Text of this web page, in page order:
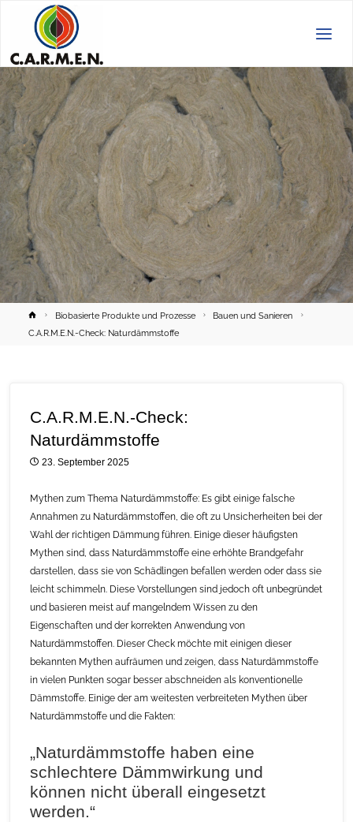
HomeBiobasierte Produkte und Prozesse
Bauen und Sanieren
C.A.R.M.E.N.-Check: Naturdämmstoffe
C.A.R.M.E.N.-Check:
Naturdämmstoffe
23. September 2025
Mythen zum Thema Naturdämmstoffe: Es gibt einige falsche
Annahmen zu Naturdämmstoffen, die oft zu Unsicherheiten bei der
Wahl der richtigen Dämmung führen. Einige dieser häufigsten
Mythen sind, dass Naturdämmstoffe eine erhöhte Brandgefahr
darstellen, dass sie von Schädlingen befallen werden oder dass sie
leicht schimmeln. Diese Vorstellungen sind jedoch oft unbegründet
und basieren meist auf mangelndem Wissen zu den
Eigenschaften und der korrekten Anwendung von
Naturdämmstoffen. Dieser Check möchte mit einigen dieser
bekannten Mythen aufräumen und zeigen, dass Naturdämmstoffe
in vielen Punkten sogar besser abschneiden als konventionelle
Dämmstoffe. Einige der am weitesten verbreiteten Mythen über
Naturdämmstoffe und die Fakten:
„Naturdämmstoffe haben eine
schlechtere Dämmwirkung und
können nicht überall eingesetzt
werden.“